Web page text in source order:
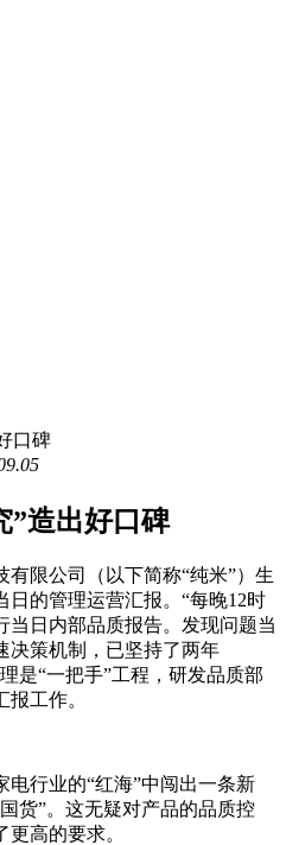
”造出好口碑
有限公司（以下简称“纯米”）生
日的管理运营汇报。“每晚12时
当日内部品质报告。发现问题当
决策机制，已坚持了两年
是“一把手”工程，研发品质部
工作。
电行业的“红海”中闯出一条新
货”。这无疑对产品的品质控
高的要求。